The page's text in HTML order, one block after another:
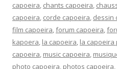
capoeira, chants capoeira,
capoeira, corde capoeira, dessin
film capoeira,forum capoeira,
kapoera, la capoeira, la capoeira
capoeira, music capoeira,
photo capoeira, photos capoeira,